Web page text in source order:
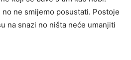
ne smijemo posustati. Postoje
na snazi no ništa neće umanjiti